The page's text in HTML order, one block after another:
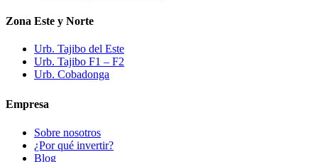
Zona Este y Norte
Urb. Tajibo del Este
Urb. Tajibo F1 – F2
Urb. Cobadonga
Empresa
Sobre nosotros
¿Por qué invertir?
Blog